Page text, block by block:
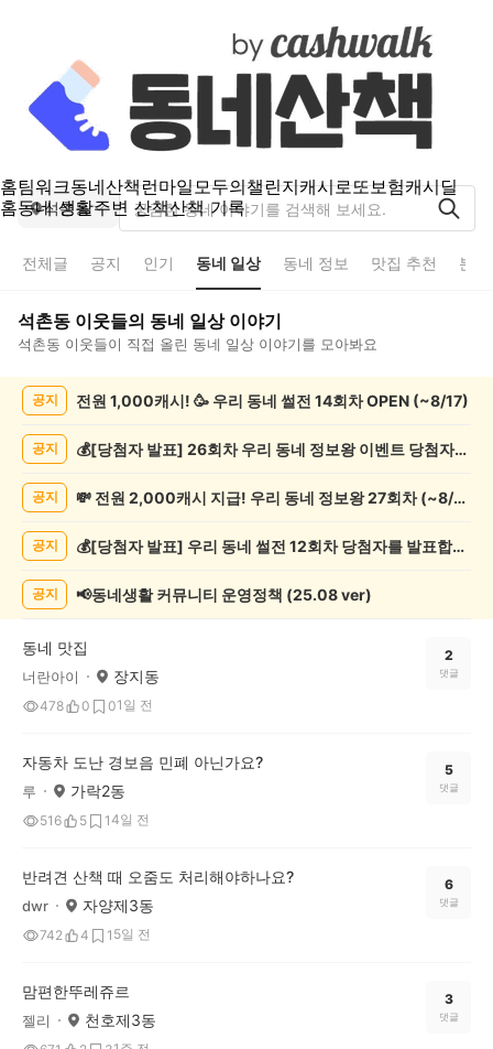
홈팀워크동네산책런마일모두의챌린지캐시로또보험캐시딜
홈동네 생활주변 산책산책 기록
석촌동
전체글 공지 인기 동네 일상 동네 정보 맛집 추천 분
석촌동 이웃들의 동네 일상이야기
석촌동 이웃들이 직접 올린 동네 일상 이야기를 모아봐요
록
공지 전원 1,000캐시! 🥳 우리 동네 썰전 14회차 OPEN (~8/17)
공지 💰[당첨자 발표] 26회차 우리 동네 정보왕 이벤트 당첨자를 발표합니다!
공지 💸 전원 2,000캐시 지급! 우리 동네 정보왕 27회차 (~8/10)
공지 💰[당첨자 발표] 우리 동네 썰전 12회차 당첨자를 발표합니다!
공지 📢동네생활 커뮤니티 운영정책 (25.08 ver)
동네 맛집
너란아이 장지동
478 0 01일 전
2
댓글
자동차 도난 경보음 민폐 아닌가요?
루 가락2동
516 5 14일 전
5
댓글
반려견 산책 때 오줌도 처리해야하나요?
dwr 자양제3동
742 4 1 5일 전
6
댓글
맘편한뚜레쥬르
젤리 천호제3동
3
댓글